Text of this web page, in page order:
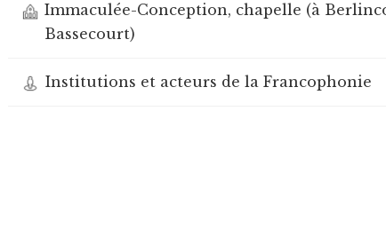
Immaculée-Conception, chapelle (à
Bassecourt)
Institutions et acteurs de la Francophonie